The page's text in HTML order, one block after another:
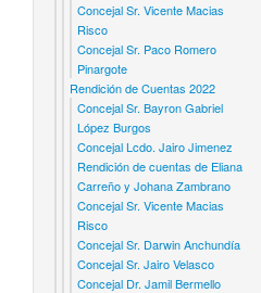
Concejal Sr. Vicente Macias
Risco
Concejal Sr. Paco Romero
Pinargote
Rendición de Cuentas 2022
Concejal Sr. Bayron Gabriel
López Burgos
Concejal Lcdo. Jairo Jimenez
Rendición de cuentas de Eliana
Carreño y Johana Zambrano
Concejal Sr. Vicente Macias
Risco
Concejal Sr. Darwin Anchundía
Concejal Sr. Jairo Velasco
Concejal Dr. Jamil Bermello